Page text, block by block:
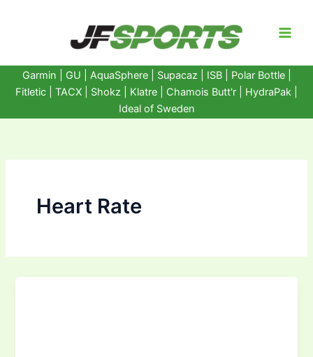
Garmin GU AquaSphere| Supacaz | ISB | Polar Bottle|
Fitletic
TACX Shokz Klatre Chamois Butt'r HydraPak
Ideal of Sweden
Heart Rate